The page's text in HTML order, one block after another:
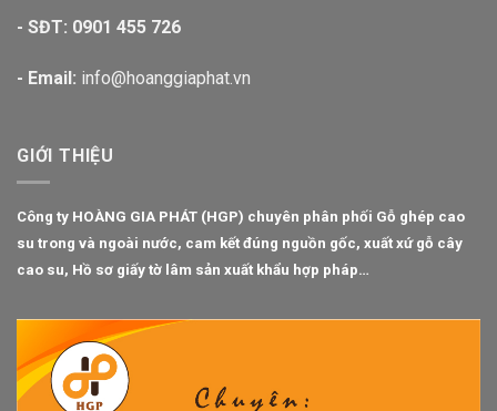
- SĐT: 0901 455 726
- Email: info@hoanggiaphat.vn
GIỚI THIỆU
Công ty HOÀNG GIA PHÁT (HGP) chuyên phân phối Gỗ ghép cao
su trong và ngoài nước, cam kết đúng nguồn gốc, xuất xứ gỗ cây
cao su, Hồ sơ giấy tờ lâm sản xuất khẩu hợp pháp…